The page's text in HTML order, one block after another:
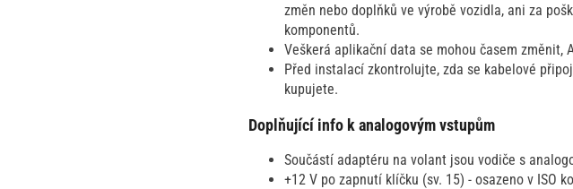
změn nebo doplňků ve výrobě vozidla, ani za
komponentů.
Veškerá aplikační data se mohou časem změnit,
Před instalací zkontrolujte, zda se kabelové
kupujete.
Doplňující info k analogovým vstupům
Součástí adaptéru na volant jsou vodiče s
+12 V po zapnutí klíčku (sv. 15) - osazeno v ISO